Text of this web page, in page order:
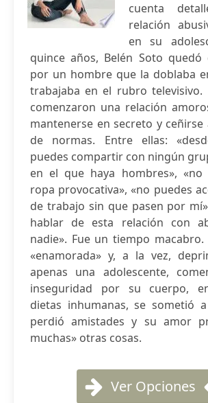
cuenta
relación
en su
quince años, Belén Soto quedó
por un hombre que la doblaba
trabajaba en el rubro televisivo.
comenzaron una relación
mantenerse en secreto y
de normas. Entre ellas:
puedes compartir con ningún
en el que haya hombres», «no
ropa provocativa», «no puedes
de trabajo sin que pasen por
hablar de esta relación con
nadie». Fue un tiempo macabro.
«enamorada» y, a la vez,
apenas una adolescente,
inseguridad por su cuerpo,
dietas inhumanas, se sometió
perdió amistades y su amor
muchas» otras cosas.
Ver Opciones